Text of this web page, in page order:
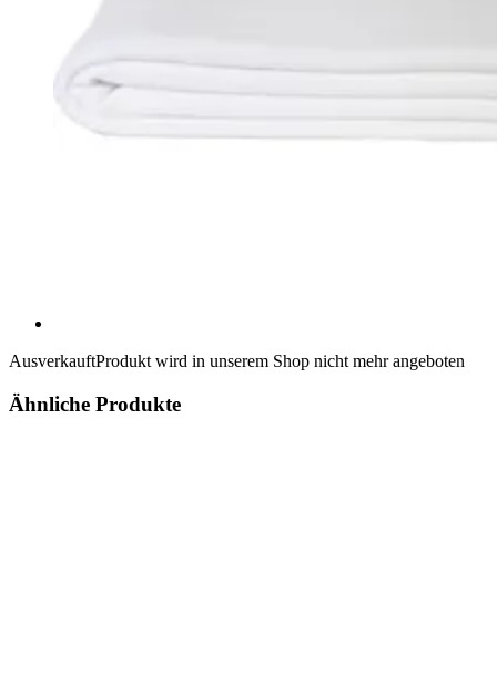
AusverkauftProdukt wird in unserem Shop nicht mehr angeboten
Ähnliche Produkte